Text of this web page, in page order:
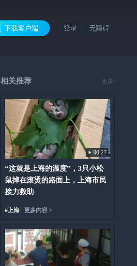
下载客户端 登录 无障碍
相关推荐 更多>
00:27
“这就是上海的温度”，3只小松
鼠掉在滚烫的路面上，上海市民
接力救助
# 上海 更多内容 >